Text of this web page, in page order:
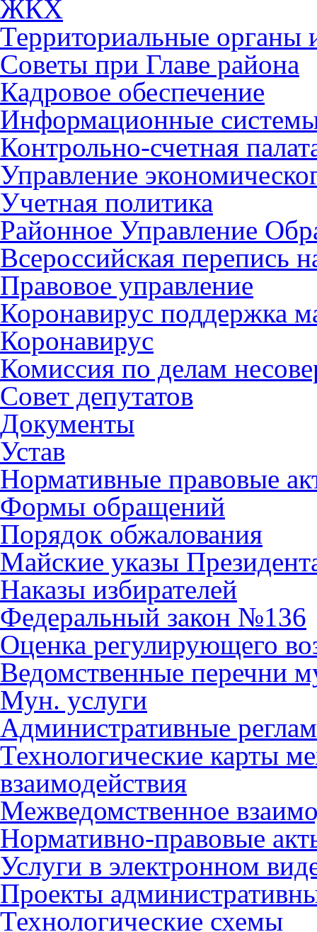
ЖКХ
Территориальные органы
Советы при Главе района
Кадровое обеспечение
Информационные
Контрольно-счетная
Управление
Учетная политика
Районное Управление
Всероссийская перепись
Правовое управление
Коронавирус поддержка
Коронавирус
Комиссия по делам
Совет депутатов
Документы
Устав
Нормативные правовые
Формы обращений
Порядок обжалования
Майские указы
Наказы избирателей
Федеральный закон №136
Оценка регулирующего
Ведомственные перечни
Мун. услуги
Административные
Технологические карты
взаимодействия
Межведомственное
Нормативно-правовые
Услуги в электронном
Проекты
Технологические схемы